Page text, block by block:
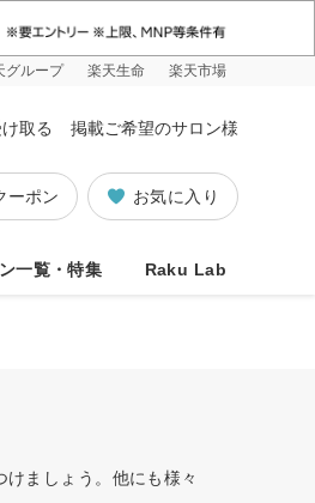
グループ 楽天生命 楽天市場
取る 掲載ご希望のサロン様
お気に入り
ーポン
一覧・特集 Raku Lab
ましょう。他にも様々